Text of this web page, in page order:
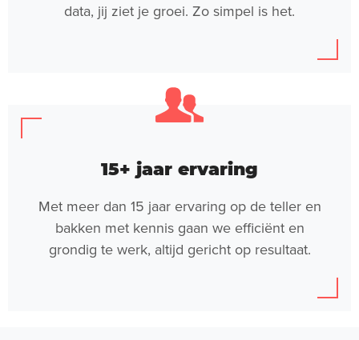
data, jij ziet je groei. Zo simpel is het.
15+ jaar ervaring
Met meer dan 15 jaar ervaring op de teller en
bakken met kennis gaan we efficiënt en
grondig te werk, altijd gericht op resultaat.